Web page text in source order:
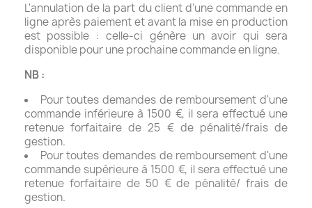
L'annulation de la part du client d'une commande en
ligne après paiement et avant la mise en production
est possible : celle-ci génère un avoir qui sera
disponible pour une prochaine commande en ligne.
NB :
Pour toutes demandes de remboursement d'une
commande inférieure à 1500 €, il sera effectué une
retenue forfaitaire de 25 € de pénalité/frais de
gestion.
Pour toutes demandes de remboursement d'une
commande supérieure à 1500 €, il sera effectué une
retenue forfaitaire de 50 € de pénalité/ frais de
gestion.